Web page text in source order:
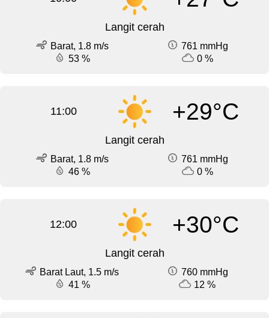
Langit cerah
Barat, 1.8 m/s
761 mmHg
53 %
0 %
11:00 +29°C
Langit cerah
Barat, 1.8 m/s
761 mmHg
46 %
0 %
12:00 +30°C
Langit cerah
Barat Laut, 1.5 m/s
760 mmHg
41 %
12 %